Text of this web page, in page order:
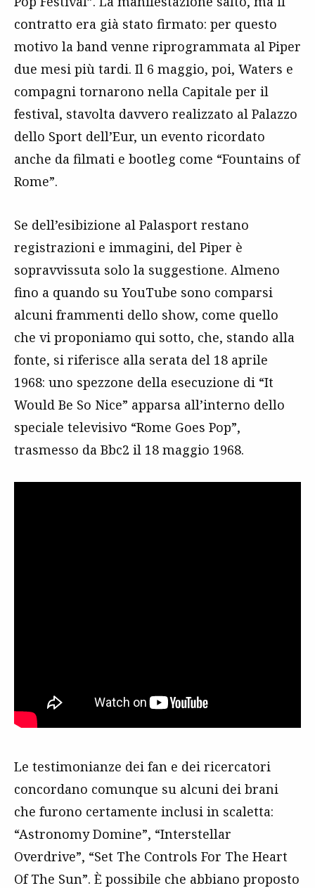
contratto era già stato firmato: per questo
motivo la band venne riprogrammata al Piper
due mesi più tardi. Il 6 maggio, poi, Waters e
compagni tornarono nella Capitale per il
festival, stavolta davvero realizzato al Palazzo
dello Sport dell’Eur, un evento ricordato
anche da filmati e bootleg come “Fountains of
Rome”.
Se dell’esibizione al Palasport restano
registrazioni e immagini, del Piper è
sopravvissuta solo la suggestione. Almeno
fino a quando su YouTube sono comparsi
alcuni frammenti dello show, come quello
che vi proponiamo qui sotto, che, stando alla
fonte, si riferisce alla serata del 18 aprile
1968: uno spezzone della esecuzione di “It
Would Be So Nice” apparsa all’interno dello
speciale televisivo “Rome Goes Pop”,
trasmesso da Bbc2 il 18 maggio 1968.
Le testimonianze dei fan e dei ricercatori
concordano comunque su alcuni dei brani
che furono certamente inclusi in scaletta:
“Astronomy Domine”, “Interstellar
Overdrive”, “Set The Controls For The Heart
Of The Sun”. È possibile che abbiano proposto